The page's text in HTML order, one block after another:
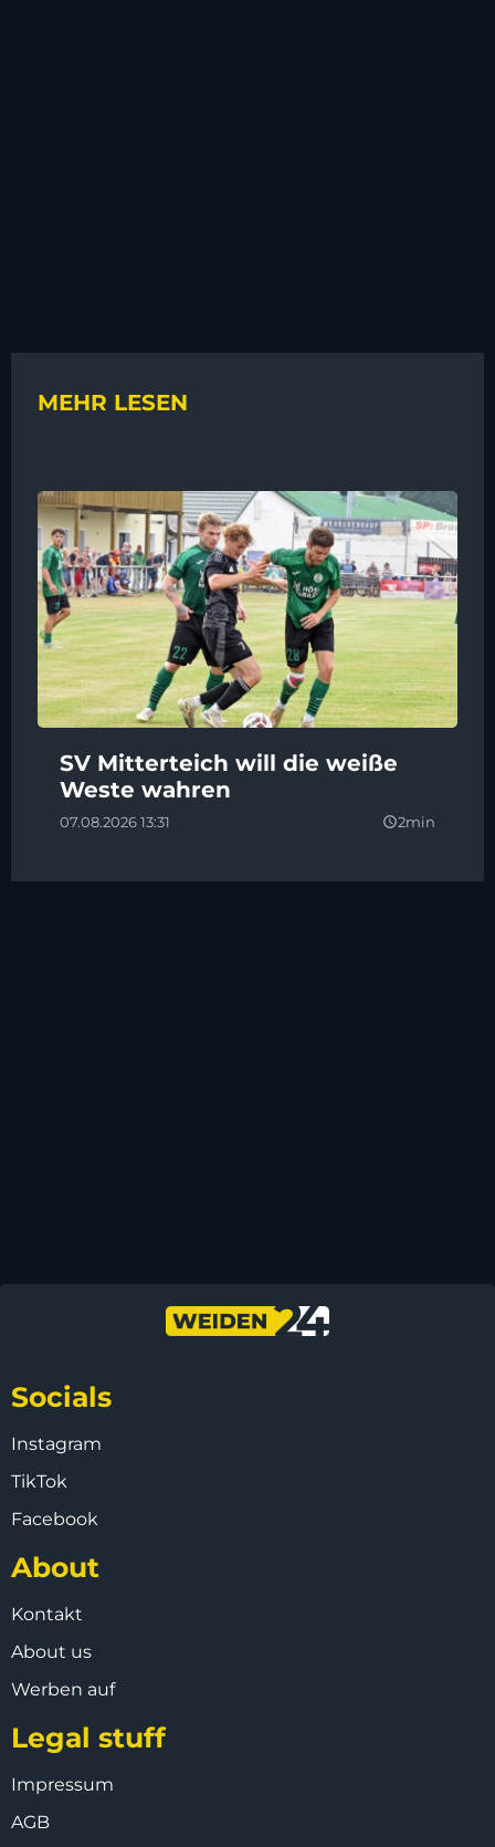
MEHR LESEN
SV Mitterteich will die weiße
Weste wahren
07.08.2026 13:31 query_builder2min
Socials
Instagram
TikTok
Facebook
About
Kontakt
About us
Werben auf
Legal stuff
Impressum
AGB